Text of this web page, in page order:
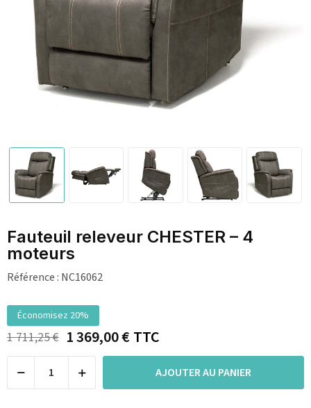
Fauteuil releveur CHESTER – 4
moteurs
Référence : NC16062
Économisez 20%
1 711,25 € 1 369,00 €TTC
AJOUTER AU PANIER